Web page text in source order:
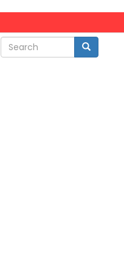
Search Search